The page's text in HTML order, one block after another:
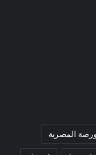
المصرية